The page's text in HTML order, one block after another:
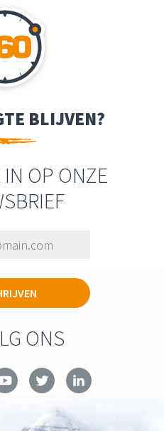
BLIJVEN?
OP ONZE
ONS